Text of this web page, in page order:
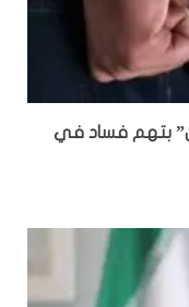
بتهم فساد في